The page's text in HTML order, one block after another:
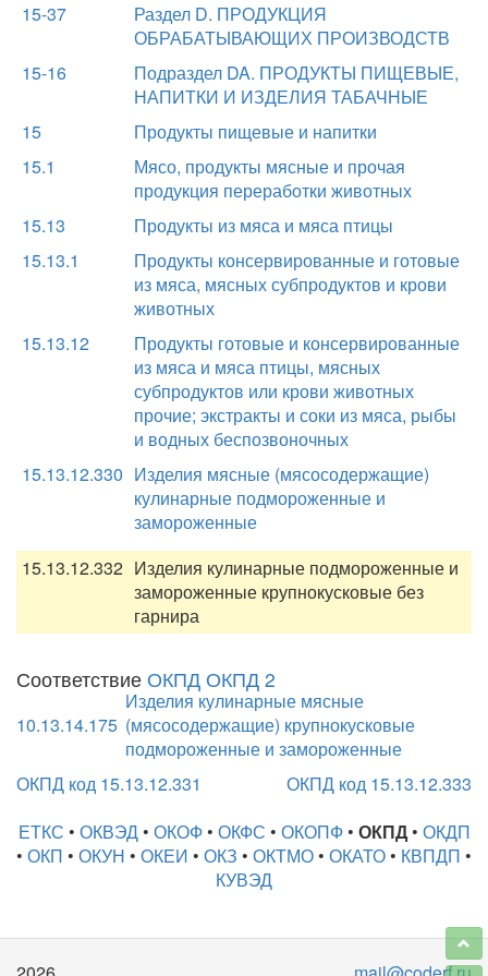
15-37
Раздел D. ПРОДУКЦИЯ
ОБРАБАТЫВАЮЩИХ ПРОИЗВОДСТВ
15-16
Подраздел DA. ПРОДУКТЫ ПИЩЕВЫЕ,
НАПИТКИ И ИЗДЕЛИЯ ТАБАЧНЫЕ
15
Продукты пищевые и напитки
15.1
Мясо, продукты мясные и прочая
продукция переработки животных
15.13
Продукты из мяса и мяса птицы
15.13.1
Продукты консервированные и готовые
из мяса, мясных субпродуктов и крови
животных
15.13.12
Продукты готовые и консервированные
из мяса и мяса птицы, мясных
субпродуктов или крови животных
прочие; экстракты и соки из мяса, рыбы
и водных беспозвоночных
15.13.12.330 Изделия мясные (мясосодержащие)
кулинарные подмороженные и
замороженные
15.13.12.332 Изделия кулинарные подмороженные и
замороженные крупнокусковые без
гарнира
Соответствие ОКПД ОКПД 2
10.13.14.175
Изделия кулинарные мясные
(мясосодержащие) крупнокусковые
подмороженные и замороженные
ОКПД код 15.13.12.331
ОКПД код 15.13.12.333
ЕТКС • ОКВЭД• ОКОФ• ОКФС • ОКОПФ• ОКПД• ОКДП
• ОКП • ОКУН • ОКЕИ • ОКЗ • ОКТМО • ОКАТО • КВПДП •
КУВЭД